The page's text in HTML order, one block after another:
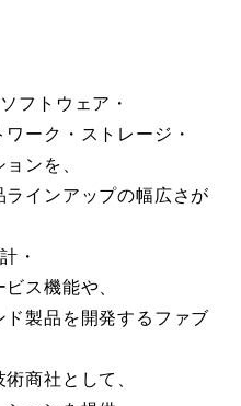
フトウェア・
ーク・ストレージ・
ンを、
インアップの幅広さが
・
ス機能や、
製品を開発するファブ
商社として、